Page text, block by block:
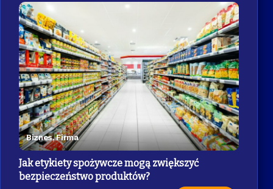
Biznes, Firma
Jak etykiety spożywcze mogą zwiększyć
bezpieczeństwo produktów?